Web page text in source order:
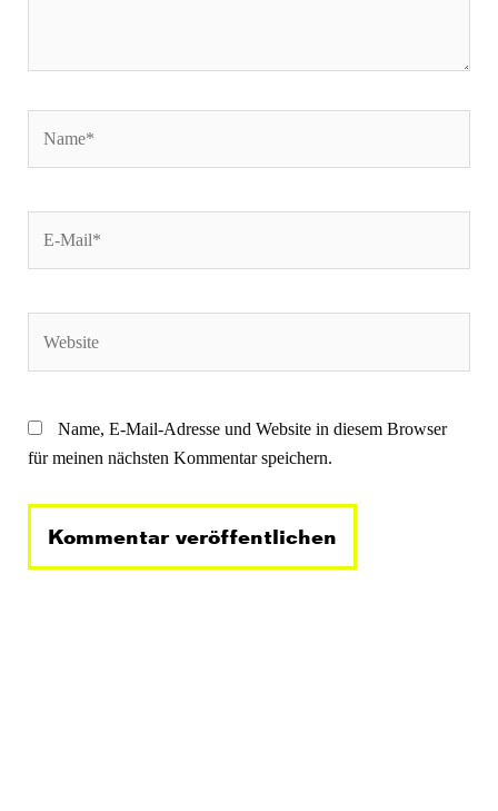
Mail*
Name, E-Mail-Adresse und Website in diesem Browser
für meinen nächsten Kommentar speichern.